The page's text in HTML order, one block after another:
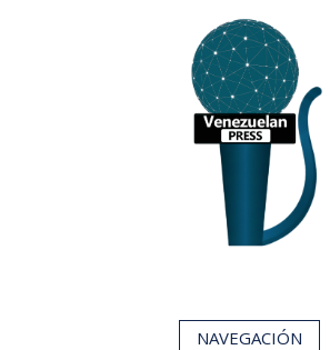
NAVEGACIÓN